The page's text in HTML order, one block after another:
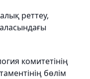
реттеу,
комитетінің
бөлім